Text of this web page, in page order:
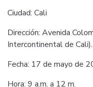
Ciudad: Cali
Dirección: Avenida
Intercontinental de Cali).
Fecha: 17 de mayo de
Hora: 9 a.m. a 12 m.